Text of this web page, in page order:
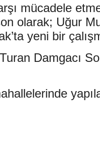
mücadele
olarak; Uğur
yeni bir
Damgacı